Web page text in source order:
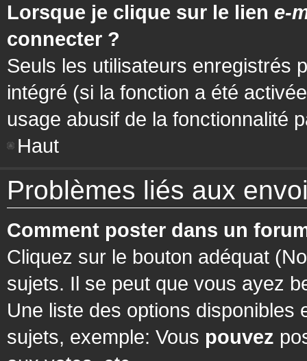
Lorsque je clique sur le lien e-
connecter ?
Seuls les utilisateurs enregistrés
intégré (si la fonction a été
usage abusif de la fonctionnalité
Haut
Problèmes liés aux
Comment poster dans un
Cliquez sur le bouton adéquat
sujets. Il se peut que vous ayez
Une liste des options
sujets, exemple: Vous pouvez